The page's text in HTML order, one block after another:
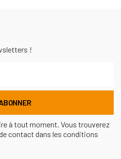
!
à tout moment. Vous trouverez
contact dans les conditions